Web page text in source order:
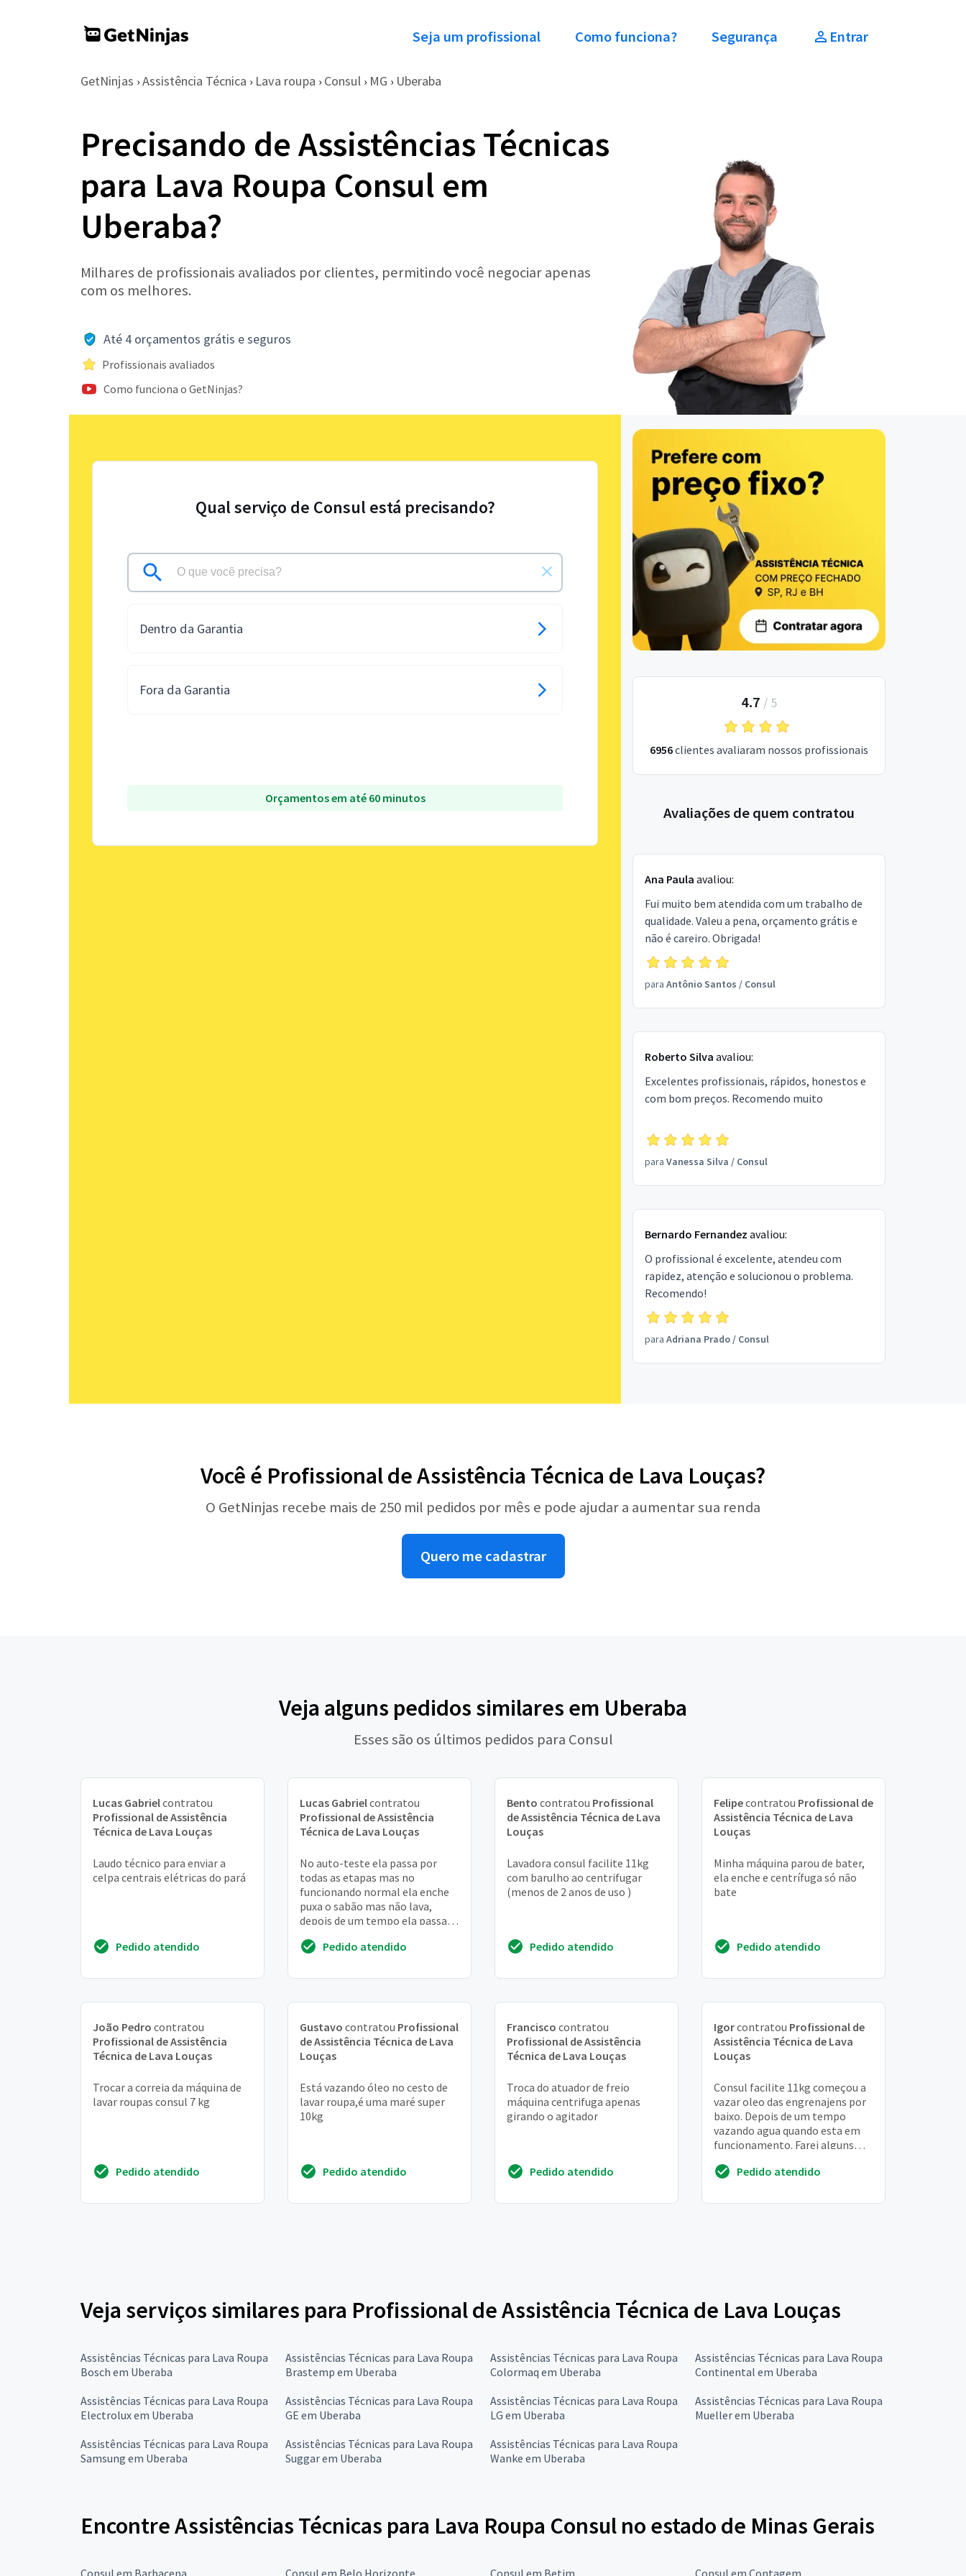
Seja um profissional Como funciona? Segurança Entrar
GetNinjas › Assistência Técnica › Lava roupa › Consul › MG › Uberaba
Precisando de Assistências Técnicas
para Lava Roupa Consul em
Uberaba?
Milhares de profissionais avaliados por clientes, permitindo você negociar apenas
com os melhores.
Até 4 orçamentos grátis e seguros
Profissionais avaliados
Como funciona o GetNinjas?
Qual serviço de Consul está precisando?
Dentro da Garantia
Fora da Garantia
Orçamentos em até 60 minutos
4.7 / 5
6956clientes avaliaram nossos profissionais
Avaliações de quem contratou
Ana Paula avaliou:
Fui muito bem atendida com um trabalho de
qualidade. Valeu a pena, orçamento grátis e
não é careiro. Obrigada!
para Antônio Santos / Consul
Roberto Silva avaliou:
Excelentes profissionais, rápidos, honestos e
com bom preços. Recomendo muito
para Vanessa Silva / Consul
Bernardo Fernandez avaliou:
O profissional é excelente, atendeu com
rapidez, atenção e solucionou o problema.
Recomendo!
para Adriana Prado/ Consul
Você é Profissional de Assistência Técnica de Lava Louças?
O GetNinjas recebe mais de 250 mil pedidos por mês e pode ajudar a aumentar sua renda
Quero me cadastrar
Veja alguns pedidos similares em Uberaba
Esses são os últimos pedidos para Consul
Lucas Gabrielcontratou
Profissional de Assistência
Técnica de Lava Louças
Laudo técnico para enviar a
celpa centrais elétricas do pará
Pedido atendido
Lucas Gabrielcontratou
Profissional de Assistência
Técnica de Lava Louças
No auto-teste ela passa por
todas as etapas mas no
funcionando normal ela enche
puxa o sabão mas não lava,
depois de um tempo ela passa
normal só não lava
Pedido atendido
Bento contratou Profissional
de Assistência Técnica de Lava
Louças
Lavadora consul facilite 11kg
com barulho ao centrifugar
(menos de 2 anos de uso )
Pedido atendido
Felipecontratou Profissional de
Assistência Técnica de Lava
Louças
Minha máquina parou de bater,
ela enche e centrífuga só não
bate
Pedido atendido
João Pedro contratou
Profissional de Assistência
Técnica de Lava Louças
Trocar a correia da máquina de
lavar roupas consul 7 kg
Pedido atendido
Gustavo contratou Profissional
de Assistência Técnica de Lava
Louças
Está vazando óleo no cesto de
lavar roupa,é uma maré super
10kg
Pedido atendido
Francisco contratou
Profissional de Assistência
Técnica de Lava Louças
Troca do atuador de freio
máquina centrifuga apenas
girando o agitador
Pedido atendido
Igorcontratou Profissional de
Assistência Técnica de Lava
Louças
Consul facilite 11kg começou a
vazar oleo das engrenajens por
baixo. Depois de um tempo
vazando agua quando esta em
funcionamento. Farei alguns
Pedido atendido
Veja serviços similares para Profissional de Assistência Técnica de Lava Louças
Assistências Técnicas para Lava Roupa
Bosch em Uberaba
Assistências Técnicas para Lava Roupa
Brastemp em Uberaba
Assistências Técnicas para Lava Roupa
Colormaq em Uberaba
Assistências Técnicas para Lava Roupa
Continental em Uberaba
Assistências Técnicas para Lava Roupa
Electrolux em Uberaba
Assistências Técnicas para Lava Roupa
GE em Uberaba
Assistências Técnicas para Lava Roupa
LG em Uberaba
Assistências Técnicas para Lava Roupa
Mueller em Uberaba
Assistências Técnicas para Lava Roupa
Samsung em Uberaba
Assistências Técnicas para Lava Roupa
Suggar em Uberaba
Assistências Técnicas para Lava Roupa
Wanke em Uberaba
Encontre Assistências Técnicas para Lava Roupa Consul no estado de Minas Gerais
Consul em Barbacena Consul em Belo Horizonte Consul em Betim Consul em Contagem